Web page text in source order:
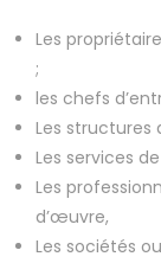
Les
;
les chefs
Les structures
Les services de
Les
d’œuvre,
Les sociétés ou